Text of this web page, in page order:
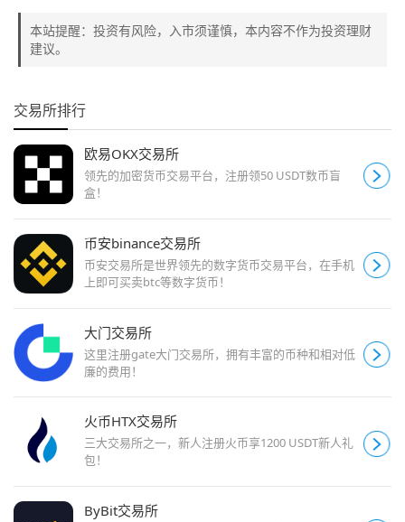
本站提醒：投资有风险，入市须谨慎，本内容不作为投资理财
建议。
交易所排行
欧易OKX交易所
领先的加密货币交易平台，注册领50 USDT数币盲
盒！
币安binance交易所
币安交易所是世界领先的数字货币交易平台，在手机
上即可买卖btc等数字货币！
大门交易所
这里注册gate大门交易所，拥有丰富的币种和相对低
廉的费用！
火币HTX交易所
三大交易所之一，新人注册火币享1200 USDT新人礼
包！
ByBit交易所